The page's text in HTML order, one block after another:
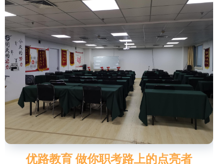
优路教育 做你职考路上的点亮者